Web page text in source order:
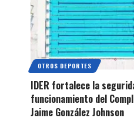
OTROS DEPORTES
IDER fortalece la
funcionamiento del
Jaime González Johnson